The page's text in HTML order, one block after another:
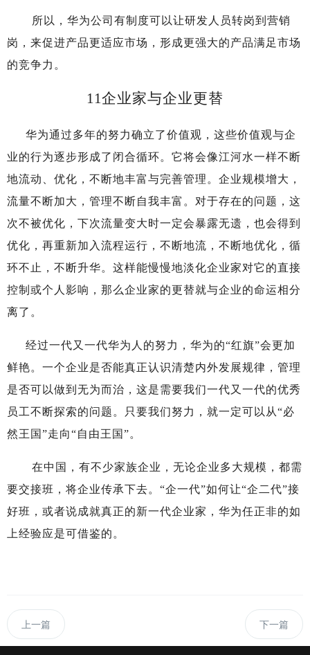
所以，华为公司有制度可以让研发人员转岗到营销
岗，来促进产品更适应市场，形成更强大的产品满足市场
的竞争力。
11企业家与企业更替
华为通过多年的努力确立了价值观，这些价值观与企
业的行为逐步形成了闭合循环。它将会像江河水一样不断
地流动、优化，不断地丰富与完善管理。企业规模增大，
流量不断加大，管理不断自我丰富。对于存在的问题，这
次不被优化，下次流量变大时一定会暴露无遗，也会得到
优化，再重新加入流程运行，不断地流，不断地优化，循
环不止，不断升华。这样能慢慢地淡化企业家对它的直接
控制或个人影响，那么企业家的更替就与企业的命运相分
离了。
经过一代又一代华为人的努力，华为的“红旗”会更加
鲜艳。一个企业是否能真正认识清楚内外发展规律，管理
是否可以做到无为而治，这是需要我们一代又一代的优秀
员工不断探索的问题。只要我们努力，就一定可以从“必
然王国”走向“自由王国”。
在中国，有不少家族企业，无论企业多大规模，都需
要交接班，将企业传承下去。“企一代”如何让“企二代”接
好班，或者说成就真正的新一代企业家，华为任正非的如
上经验应是可借鉴的。
上一篇 下一篇